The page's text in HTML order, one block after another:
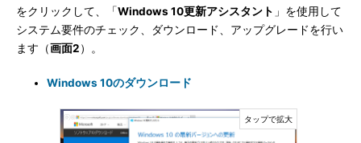
をクリックして、「Windows 10更新アシスタント 」を使用して
システム要件のチェック、ダウンロード、アップグレードを行い
ます（画面2）。
Windows 10のダウンロード